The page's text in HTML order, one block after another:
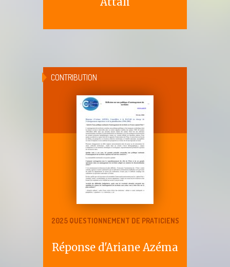
CONTRIBUTION
2025 QUESTIONNEMENT DE PRATICIENS
Réponse d'Ariane Azéma